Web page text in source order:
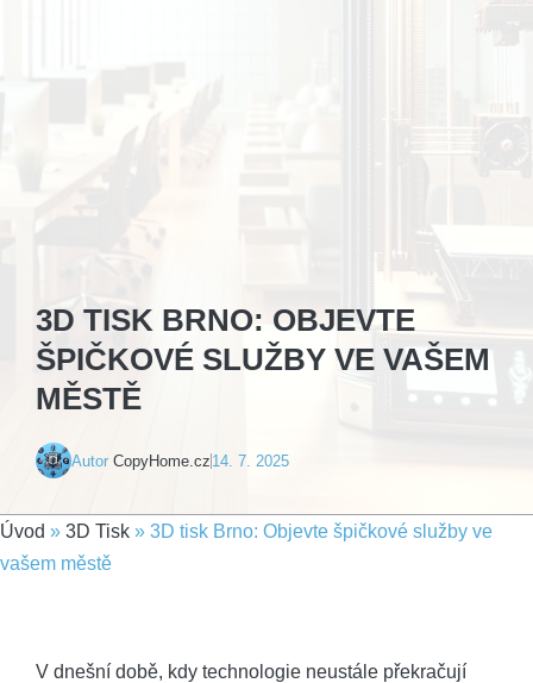
3D TISK BRNO: OBJEVTE
ŠPIČKOVÉ SLUŽBY VE VAŠEM
MĚSTĚ
Autor CopyHome.cz 14. 7. 2025
Úvod » 3D Tisk » 3D tisk Brno: Objevte špičkové služby ve
vašem městě
V dnešní době, kdy technologie neustále překračují